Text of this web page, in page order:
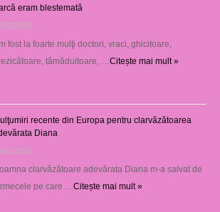
eram blestemată
03/2025
fost la foarte mulţi doctori, vraci, ghicitoare,
tămăduitoare, … Citește mai mult »
recente din Europa pentru clarvăzătoarea
Diana
01/2021
clarvăzătoare adevărata Diana m-a salvat de
pe care … Citește mai mult »